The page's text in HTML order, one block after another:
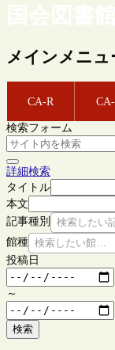
国会図書
メインメニュ
CA-R
検索フォーム
詳細検索
タイトル
本文
記事種別
検索したい
館種 検索したい館種
投稿日
～
検索